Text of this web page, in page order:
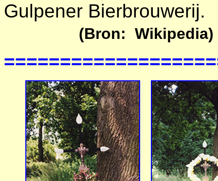
Gulpener Bierbrouwerij.
(Bron: Wikipedia)